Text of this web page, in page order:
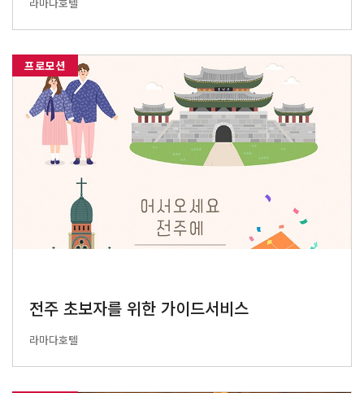
프로모션
전주 초보자를 위한 가이드서비스
라마다호텔